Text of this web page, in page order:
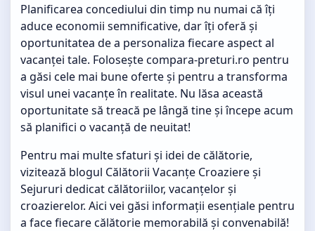
Planificarea concediului din timp nu numai că îți
aduce economii semnificative, dar îți oferă și
oportunitatea de a personaliza fiecare aspect al
vacanței tale. Folosește compara-preturi.ro pentru
a găsi cele mai bune oferte și pentru a transforma
visul unei vacanțe în realitate. Nu lăsa această
oportunitate să treacă pe lângă tine și începe acum
să planifici o vacanță de neuitat!
Pentru mai multe sfaturi și idei de călătorie,
vizitează blogul Călătorii Vacanțe Croaziere și
Sejururi dedicat călătoriilor, vacanțelor și
croazierelor. Aici vei găsi informații esențiale pentru
a face fiecare călătorie memorabilă și convenabilă!